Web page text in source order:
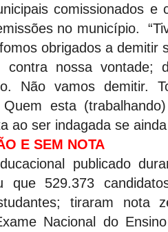
comissionados e
no município.
obrigados a demitir
contra nossa vontade;
Não vamos demitir.
esta
ao ser indagada se
E SEM NOTA
publicado
que 529.373
tiraram nota
Nacional do